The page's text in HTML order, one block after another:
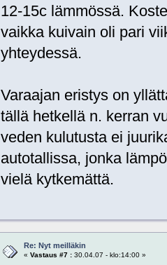
12-15c lämmössä.
vaikka kuivain oli pari
yhteydessä.
Varaajan eristys on
tällä hetkellä n. kerran
veden kulutusta ei
autotallissa, jonka
vielä kytkemättä.
Re: Nyt meilläkin
« Vastaus #7 :30.04.07 - klo:14:00 »